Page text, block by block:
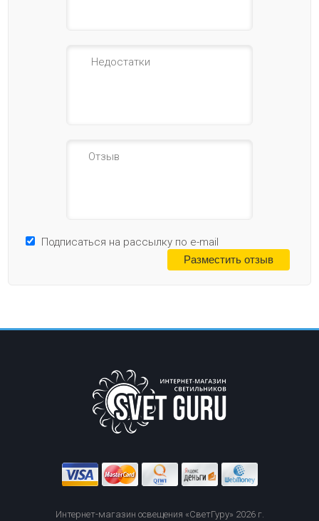
Подписаться на рассылку по e-mail
Интернет-магазин освещения «СветГуру» 2026 г.